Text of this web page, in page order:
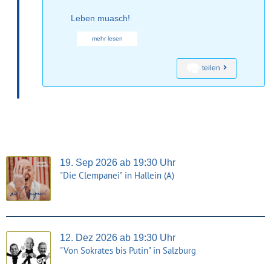
Leben muasch!
mehr lesen
teilen
19. Sep 2026 ab 19:30 Uhr
"Die Clempanei" in Hallein (A)
12. Dez 2026 ab 19:30 Uhr
"Von Sokrates bis Putin" in Salzburg